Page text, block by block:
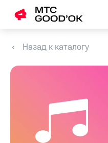
Назад к каталогу